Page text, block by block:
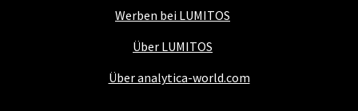
Werben bei LUMITOS
Über LUMITOS
Über analytica-world.com